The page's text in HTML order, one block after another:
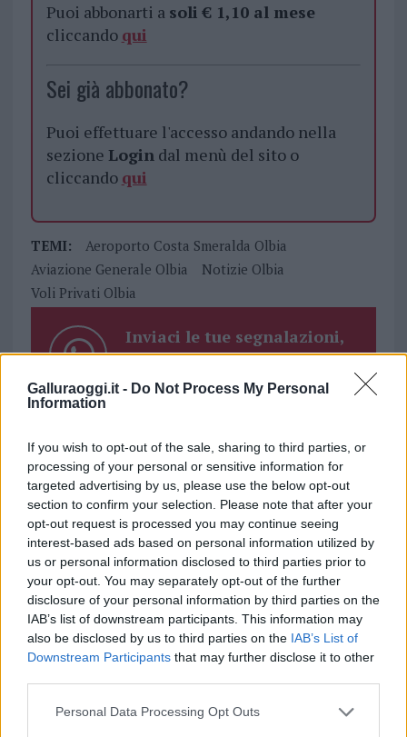
Galluraoggi.it - Do Not Process My Personal
Information
If you wish to opt-out of the sale, sharing to third parties, or
processing of your personal or sensitive information for
targeted advertising by us, please use the below opt-out
section to confirm your selection. Please note that after your
opt-out request is processed you may continue seeing
interest-based ads based on personal information utilized by
us or personal information disclosed to third parties prior to
your opt-out. You may separately opt-out of the further
disclosure of your personal information by third parties on the
IAB’s list of downstream participants. This information may
also be disclosed by us to third parties on the IAB’s List of
Downstream Participants that may further disclose it to other
Please note that this website/app uses one or more Google
Personal Data Processing Opt Outs
Puoi abbonarti a soli € 1,10 al mese
cliccando qui
Sei già abbonato?
Puoi effettuare l'accesso andando nella
sezione Logindal menù del sito o
cliccando qui
TEMI:
Aeroporto Costa Smeralda Olbia
Aviazione Generale Olbia
Notizie Olbia
Voli Privati Olbia
Inviaci le tue segnalazioni,
i tuoi video e le tue foto
Su WhatsApp al numero +39
Notizie in tempo reale?
Entra nel canale telegram di
GalluraOggi.it
Ricevi le nostre ultime news